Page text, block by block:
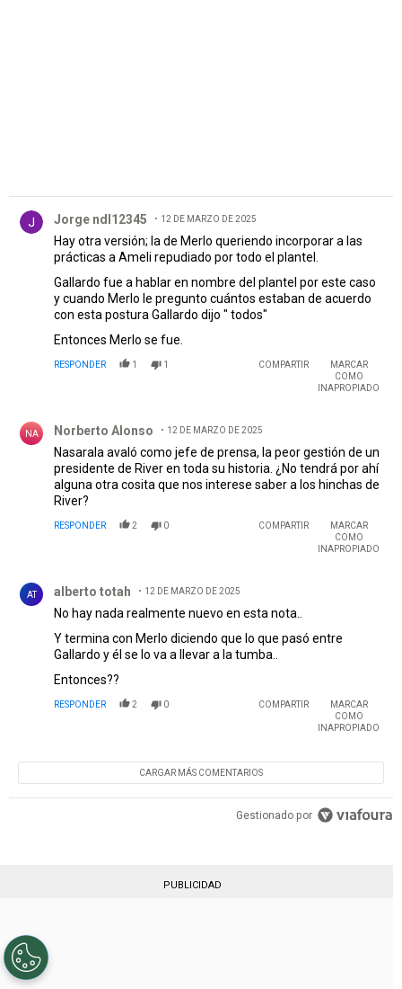
Jorge ndl12345 12 DE MARZO DE 2025
Hay otra versión; la de Merlo queriendo incorporar a las
prácticas a Ameli repudiado por todo el plantel.
Gallardo fue a hablar en nombre del plantel por este caso
y cuando Merlo le pregunto cuántos estaban de acuerdo
con esta postura Gallardo dijo " todos"
Entonces Merlo se fue.
RESPONDER 1 1 COMPARTIR
MARCAR
COMO
INAPROPIADO
NA Norberto Alonso 12 DE MARZO DE 2025
Nasarala avaló como jefe de prensa, la peor gestión de un
presidente de River en toda su historia. ¿No tendrá por ahí
alguna otra cosita que nos interese saber a los hinchas de
River?
RESPONDER 2 0 COMPARTIR
MARCAR
COMO
INAPROPIADO
AT alberto totah 12 DE MARZO DE 2025
No hay nada realmente nuevo en esta nota..
Y termina con Merlo diciendo que lo que pasó entre
Gallardo y él se lo va a llevar a la tumba..
Entonces??
RESPONDER 2 0 COMPARTIR
MARCAR
COMO
INAPROPIADO
CARGAR MÁS COMENTARIOS
Gestionado por
PUBLICIDAD